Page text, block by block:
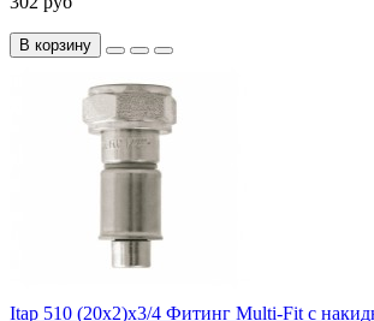
В корзину
Itap 510 (20x2)x3/4 Фитинг Multi-Fit с